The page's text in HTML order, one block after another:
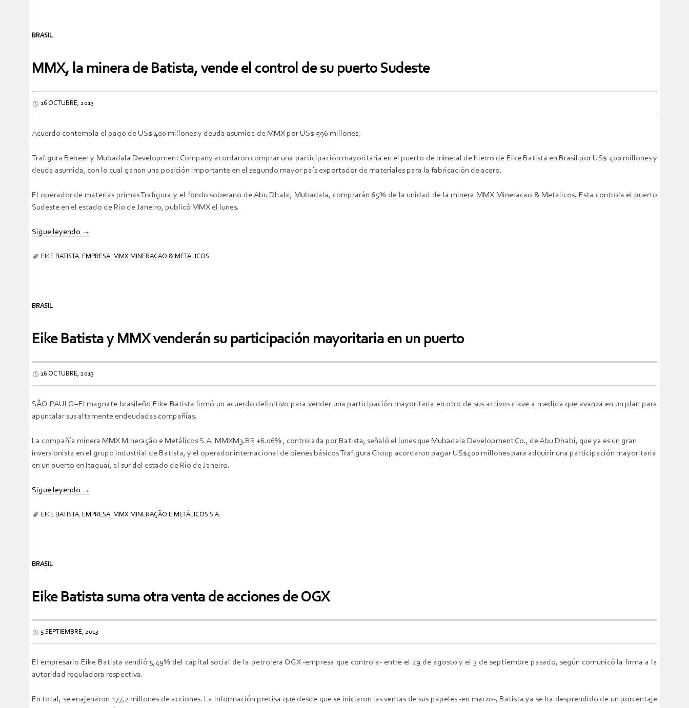
BRASIL
MMX, la minera de Batista, vende el control de su puerto Sudeste
16 OCTUBRE, 2013
Acuerdo contempla el pago de US$ 400 millones y deuda asumida de MMX por US$ 596 millones.
Trafigura Beheer y Mubadala Development Company acordaron comprar una participación mayoritaria en el puerto de mineral de hierro de Eike Batista en Brasil por US$ 400 millones y
deuda asumida, con lo cual ganan una posición importante en el segundo mayor país exportador de materiales para la fabricación de acero.
El operador de materias primas Trafigura y el fondo soberano de Abu Dhabi, Mubadala, comprarán 65% de la unidad de la minera MMX Mineracao & Metalicos. Esta controla el puerto
Sudeste en el estado de Rio de Janeiro, publicó MMX el lunes.
Sigue leyendo →
EIKE BATISTA, EMPRESA: MMX MINERACAO & METALICOS
BRASIL
Eike Batista y MMX venderán su participación mayoritaria en un puerto
16 OCTUBRE, 2013
SÃO PAULO–El magnate brasileño Eike Batista firmó un acuerdo definitivo para vender una participación mayoritaria en otro de sus activos clave a medida que avanza en un plan para
apuntalar sus altamente endeudadas compañías.
La compañía minera MMX Mineração e Metálicos S.A. MMXM3.BR +6.06% , controlada por Batista, señaló el lunes que Mubadala Development Co., de Abu Dhabi, que ya es un gran
inversionista en el grupo industrial de Batista, y el operador internacional de bienes básicos Trafigura Group acordaron pagar US$400 millones para adquirir una participación mayoritaria
en un puerto en Itaguaí, al sur del estado de Río de Janeiro.
Sigue leyendo →
EIKE BATISTA, EMPRESA: MMX MINERAÇÃO E METÁLICOS S.A.
BRASIL
Eike Batista suma otra venta de acciones de OGX
5 SEPTIEMBRE, 2013
El empresario Eike Batista vendió 5,49% del capital social de la petrolera OGX -empresa que controla- entre el 29 de agosto y el 3 de septiembre pasado, según comunicó la firma a la
autoridad reguladora respectiva.
En total, se enajenaron 177,2 millones de acciones. La información precisa que desde que se iniciaron las ventas de sus papeles -en marzo-, Batista ya se ha desprendido de un porcentaje